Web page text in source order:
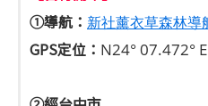
➀導航： 新社薰衣草森林導
GPS定位： N24° 07.472°